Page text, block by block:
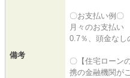
備考
〇お支払い例〇
月々のお支払い
0.7％、頭金なし
〇【住宅ローン
携の金融機関が